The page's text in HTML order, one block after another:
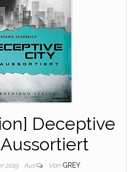
Deceptive
2019 Aus Von GREY